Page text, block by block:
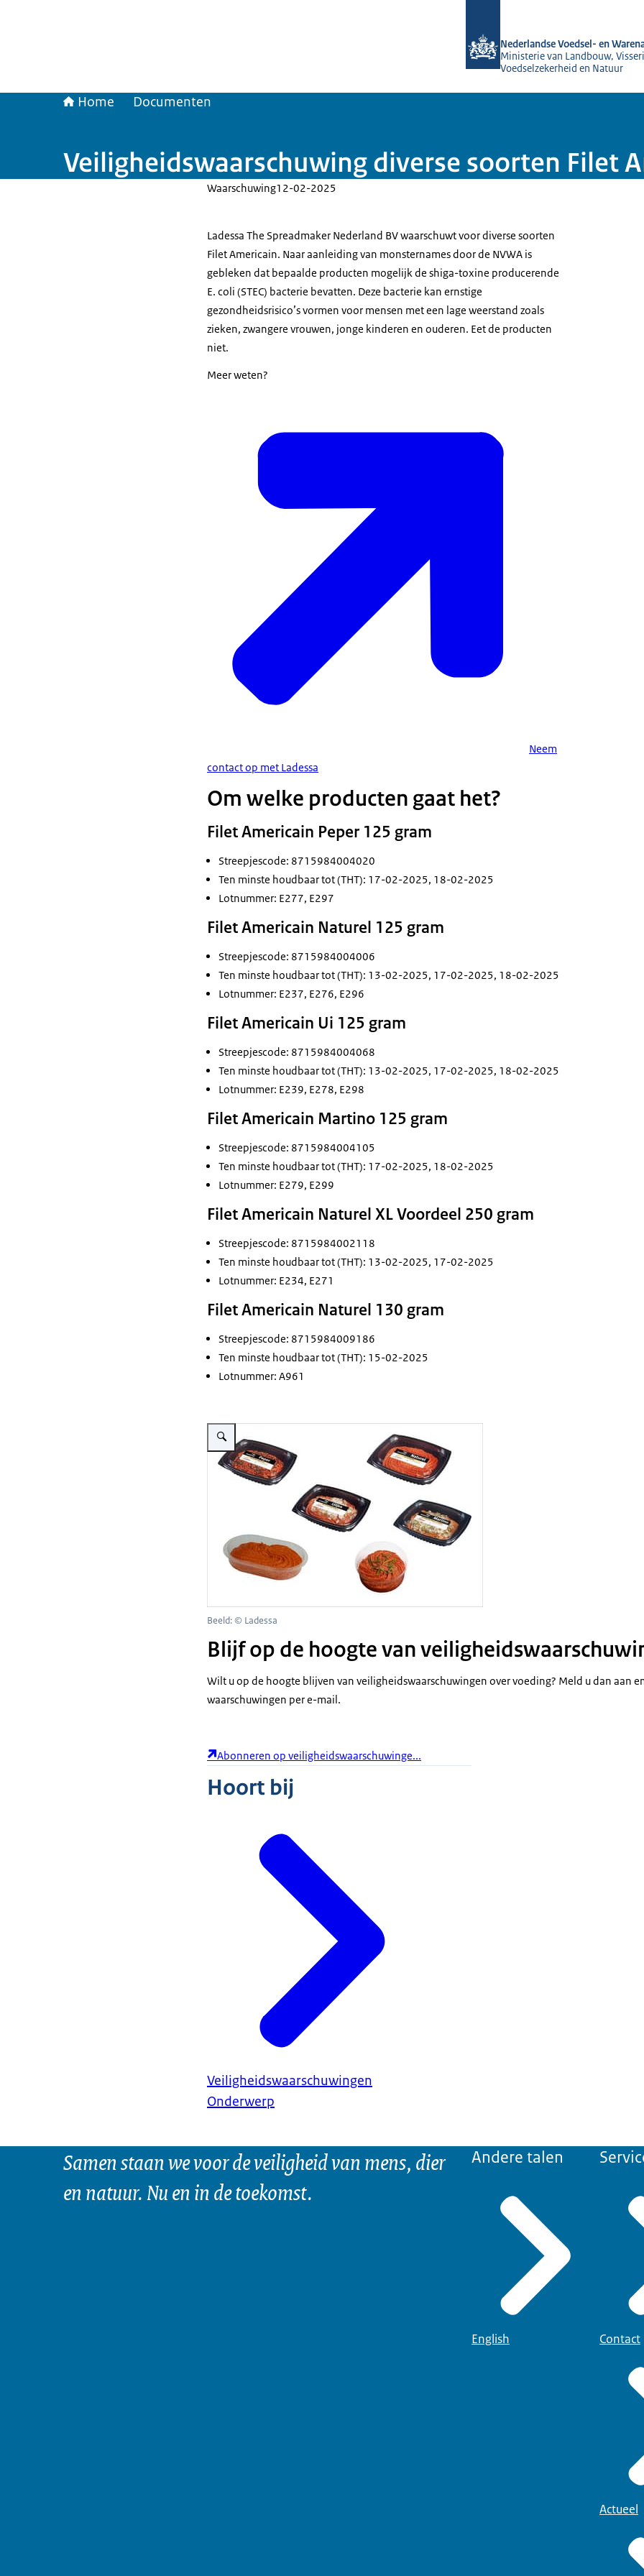
Nederlandse Voedsel- en
Ministerie van Landbouw,
Voedselzekerheid en Natuur
Home Documenten
Veiligheidswaarschuwing diverse soorten Filet
Waarschuwing12-02-2025
Ladessa The Spreadmaker Nederland BV waarschuwt voor diverse soorten
Filet Americain. Naar aanleiding van monsternames door de NVWA is
gebleken dat bepaalde producten mogelijk de shiga-toxine producerende
E. coli (STEC) bacterie bevatten. Deze bacterie kan ernstige
gezondheidsrisico’s vormen voor mensen met een lage weerstand zoals
zieken, zwangere vrouwen, jonge kinderen en ouderen. Eet de producten
niet.
Meer weten?
Neem
contact op met Ladessa
Om welke producten gaat het?
Filet Americain Peper 125 gram
Streepjescode: 8715984004020
Ten minste houdbaar tot (THT): 17-02-2025, 18-02-2025
Lotnummer: E277, E297
Filet Americain Naturel 125 gram
Streepjescode: 8715984004006
Ten minste houdbaar tot (THT): 13-02-2025, 17-02-2025, 18-02-2025
Lotnummer: E237, E276, E296
Filet Americain Ui 125 gram
Streepjescode: 8715984004068
Ten minste houdbaar tot (THT): 13-02-2025, 17-02-2025, 18-02-2025
Lotnummer: E239, E278, E298
Filet Americain Martino 125 gram
Streepjescode: 8715984004105
Ten minste houdbaar tot (THT): 17-02-2025, 18-02-2025
Lotnummer: E279, E299
Filet Americain Naturel XL Voordeel 250 gram
Streepjescode: 8715984002118
Ten minste houdbaar tot (THT): 13-02-2025, 17-02-2025
Lotnummer: E234, E271
Filet Americain Naturel 130 gram
Streepjescode: 8715984009186
Ten minste houdbaar tot (THT): 15-02-2025
Lotnummer: A961
Vergroot afbeelding Diverse soorten Filet Americain van Ladessa
Beeld: © Ladessa
Blijf op de hoogte van
Wilt u op de hoogte blijven van veiligheidswaarschuwingen over voeding? Meld u dan aan
waarschuwingen per e-mail.
Abonneren op veiligheidswaarschuwinge...
Hoort bij
Veiligheidswaarschuwingen
Onderwerp
Samen staan we voor de veiligheid van mens, dier
en natuur. Nu en in de toekomst.
Andere talen
English Contact
Actueel